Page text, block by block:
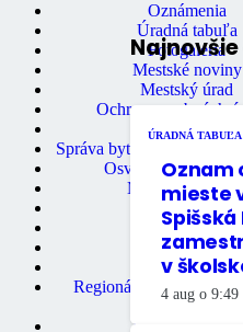
ÚRADNÁ TABUĽA
Oznam
mieste
v
4 aug o 9:49
Oznámenia
Úradná tabuľa
Fotogaléria
Mestské noviny
Mestský úrad
Ochrana osobných
Stavebný úrad
Správa bytov a nebytových
Osvedčovanie
Mestská
Matričný úrad
Mestská polícia
Miestne dane
Primátor mesta
Regionálne turistické
centrum
Rozpočet mesta